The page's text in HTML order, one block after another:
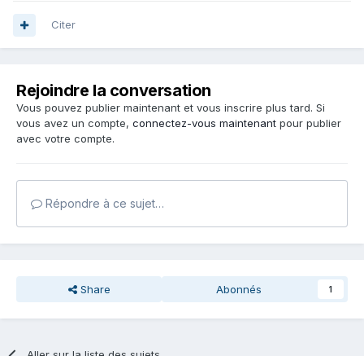
Citer
Rejoindre la conversation
Vous pouvez publier maintenant et vous inscrire plus tard. Si
vous avez un compte, connectez-vous maintenant pour publier
avec votre compte.
Répondre à ce sujet…
Share Abonnés 1